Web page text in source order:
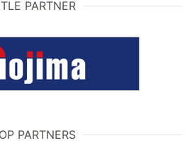
PARTNER
PARTNERS